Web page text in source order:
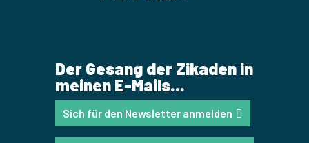
Der Gesang der Zikaden in
meinen E-Mails...
Sich für den Newsletter anmelden